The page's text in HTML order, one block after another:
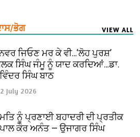
ਭੋਗ VIEW ALL
ਜਿਓਣ ਮਰ ਕੇ ਵੀ…‘ਲੋਹ ਪੁਰਸ਼’
ਸਿੰਘ ਜੰਮੂ ਨੂੰ ਯਾਦ ਕਰਦਿਆਂ…ਡਾ.
ਸਿੰਘ ਬਾਠ
July 2026
ਨੂੰ ਪ੍ਰਣਾਈ ਬਹਾਦਰੀ ਦੀ ਪ੍ਰਤੀਕ
ਕੌਰ ਅਨੰਤ — ਉਜਾਗਰ ਸਿੰਘ